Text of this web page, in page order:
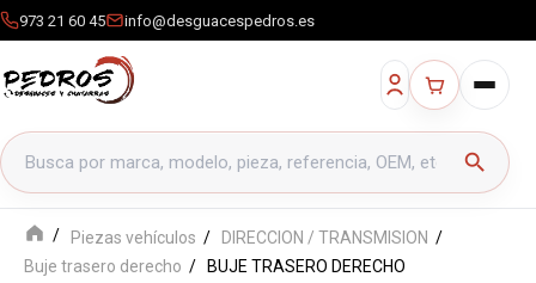
973 21 60 45 info@desguacespedros.es
Buscar productos
search
Piezas vehículos
DIRECCION / TRANSMISION
Buje trasero derecho
BUJE TRASERO DERECHO